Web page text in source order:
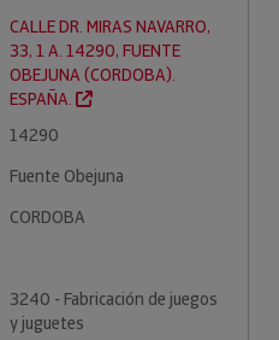
CALLE DR. MIRAS NAVARRO,
33, 1 A. 14290, FUENTE
OBEJUNA (CORDOBA).
ESPAÑA.
14290
Fuente Obejuna
CORDOBA
3240 - Fabricación de juegos
y juguetes